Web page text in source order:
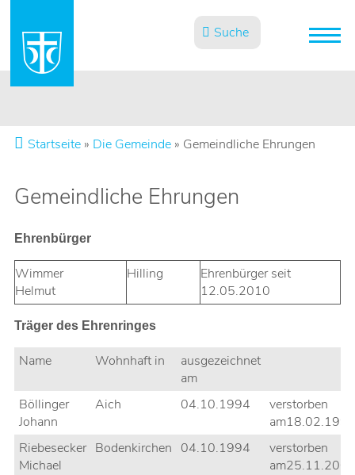
Suche
Startseite» Die Gemeinde» Gemeindliche Ehrungen
Gemeindliche Ehrungen
Ehrenbürger
Wimmer
Helmut
Hilling
Ehrenbürger seit
12.05.2010
Träger des Ehrenringes
Name Wohnhaft in
ausgezeichnet
am
Böllinger
Johann
Aich 04.10.1994
verstorben
am18.02.1998
Riebesecker
Michael
Bodenkirchen 04.10.1994
verstorben
am25.11.2003